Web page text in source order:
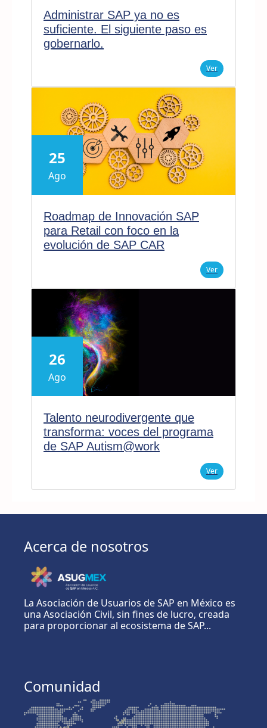
Administrar SAP ya no es
suficiente. El siguiente paso es
gobernarlo.
Ver
25
Ago
Roadmap de Innovación SAP
para Retail con foco en la
evolución de SAP CAR
Ver
26
Ago
Talento neurodivergente que
transforma: voces del programa
de SAP Autism@work
Ver
Acerca de nosotros
La Asociación de Usuarios de SAP en México es
una Asociación Civil, sin fines de lucro, creada
para proporcionar al ecosistema de SAP...
Comunidad